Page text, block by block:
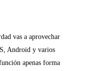
vas a aprovechar
Android y varios
apenas forma